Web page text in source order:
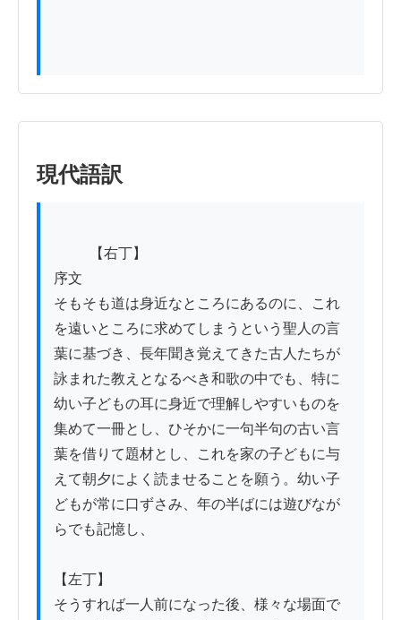
現代語訳
序文
そもそも道は身近なところにあるのに、これ
を遠いところに求めてしまうという聖人の言
葉に基づき、長年聞き覚えてきた古人たちが
詠まれた教えとなるべき和歌の中でも、特に
幼い子どもの耳に身近で理解しやすいものを
集めて一冊とし、ひそかに一句半句の古い言
葉を借りて題材とし、これを家の子どもに与
えて朝夕によく読ませることを願う。幼い子
どもが常に口ずさみ、年の半ばには遊びなが
らでも記憶し、
【左丁】
そうすれば一人前になった後、様々な場面で